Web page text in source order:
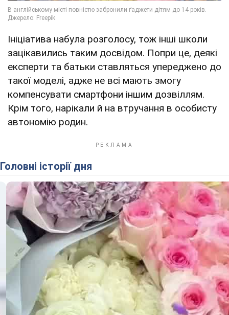
Ініціатива набула розголосу, тож інші школи
зацікавились таким досвідом. Попри це, деякі
експерти та батьки ставляться упереджено до
такої моделі, адже не всі мають змогу
компенсувати смартфони іншим дозвіллям.
Крім того, нарікали й на втручання в особисту
автономію родин.
Головні історії дня